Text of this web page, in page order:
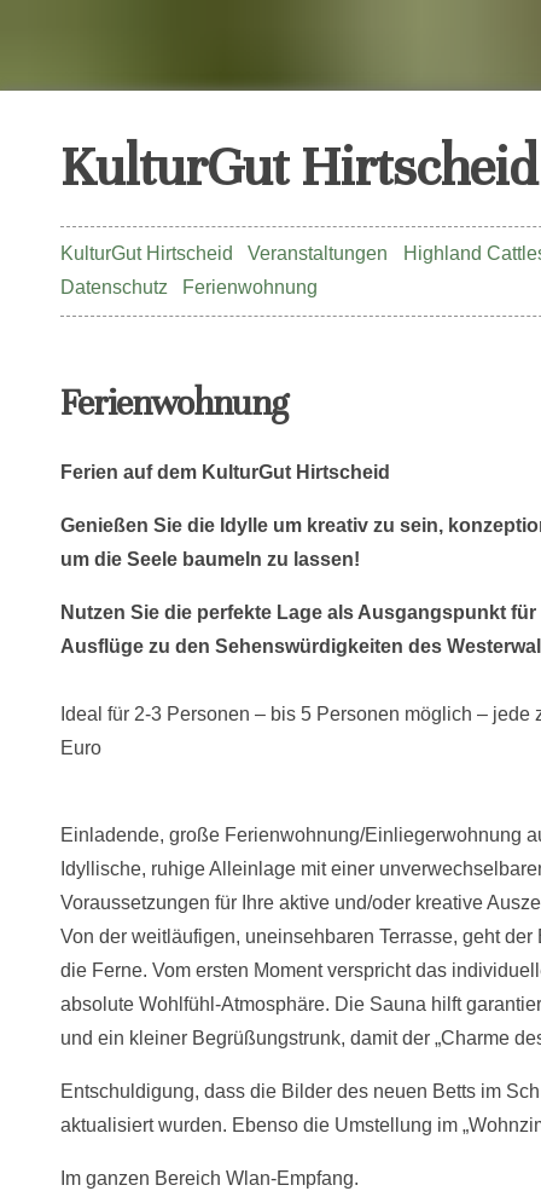
KulturGut Hirtscheid
KulturGut Hirtscheid Veranstaltungen
Highland
Datenschutz
Ferienwohnung
Ferienwohnung
Ferien auf dem KulturGut Hirtscheid
Genießen Sie die Idylle um kreativ zu sein,
um die Seele baumeln zu lassen!
Nutzen Sie die perfekte Lage als Ausgangspunkt
Ausflüge zu den Sehenswürdigkeiten des
Ideal für 2-3 Personen – bis 5 Personen möglich – jede
Euro
Einladende, große Ferienwohnung/Einliegerwohnung
Idyllische, ruhige Alleinlage mit einer
Voraussetzungen für Ihre aktive und/oder kreative
Von der weitläufigen, uneinsehbaren Terrasse, geht
die Ferne. Vom ersten Moment verspricht das
absolute Wohlfühl-Atmosphäre. Die Sauna hilft
und ein kleiner Begrüßungstrunk, damit der „Charme
Entschuldigung, dass die Bilder des neuen Betts im
aktualisiert wurden. Ebenso die Umstellung im
Im ganzen Bereich Wlan-Empfang.